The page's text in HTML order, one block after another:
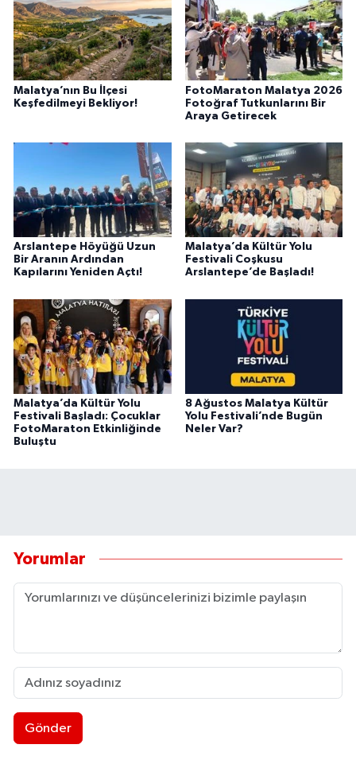
Malatya’nın Bu İlçesi
Keşfedilmeyi Bekliyor!
FotoMaraton Malatya 2026
Fotoğraf Tutkunlarını Bir
Araya Getirecek
Arslantepe Höyüğü Uzun
Bir Aranın Ardından
Kapılarını Yeniden Açtı!
Malatya’da Kültür Yolu
Festivali Coşkusu
Arslantepe’de Başladı!
Malatya’da Kültür Yolu
Festivali Başladı: Çocuklar
FotoMaraton Etkinliğinde
Buluştu
8 Ağustos Malatya Kültür
Yolu Festivali’nde Bugün
Neler Var?
Yorumlar
Gönder